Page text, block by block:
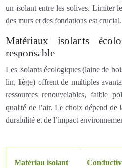
un isolant entre les solives. Limiter
des murs et des fondations est crucial.
Matériaux isolants
responsable
Les isolants écologiques (laine de
lin, liège) offrent de multiples
ressources renouvelables, faible
qualité de l’air. Le choix dépend de
durabilité et de l’impact
Matériau isolant